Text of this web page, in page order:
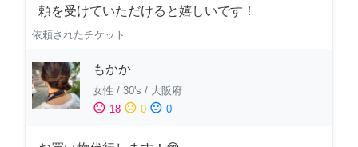
頼を受けていただけると嬉しいです！
依頼されたチケット
もかか
女性 / 30's / 大阪府
sentiment_satisfied 18 sentiment_neutral 0 sentiment_dissatisfied 0